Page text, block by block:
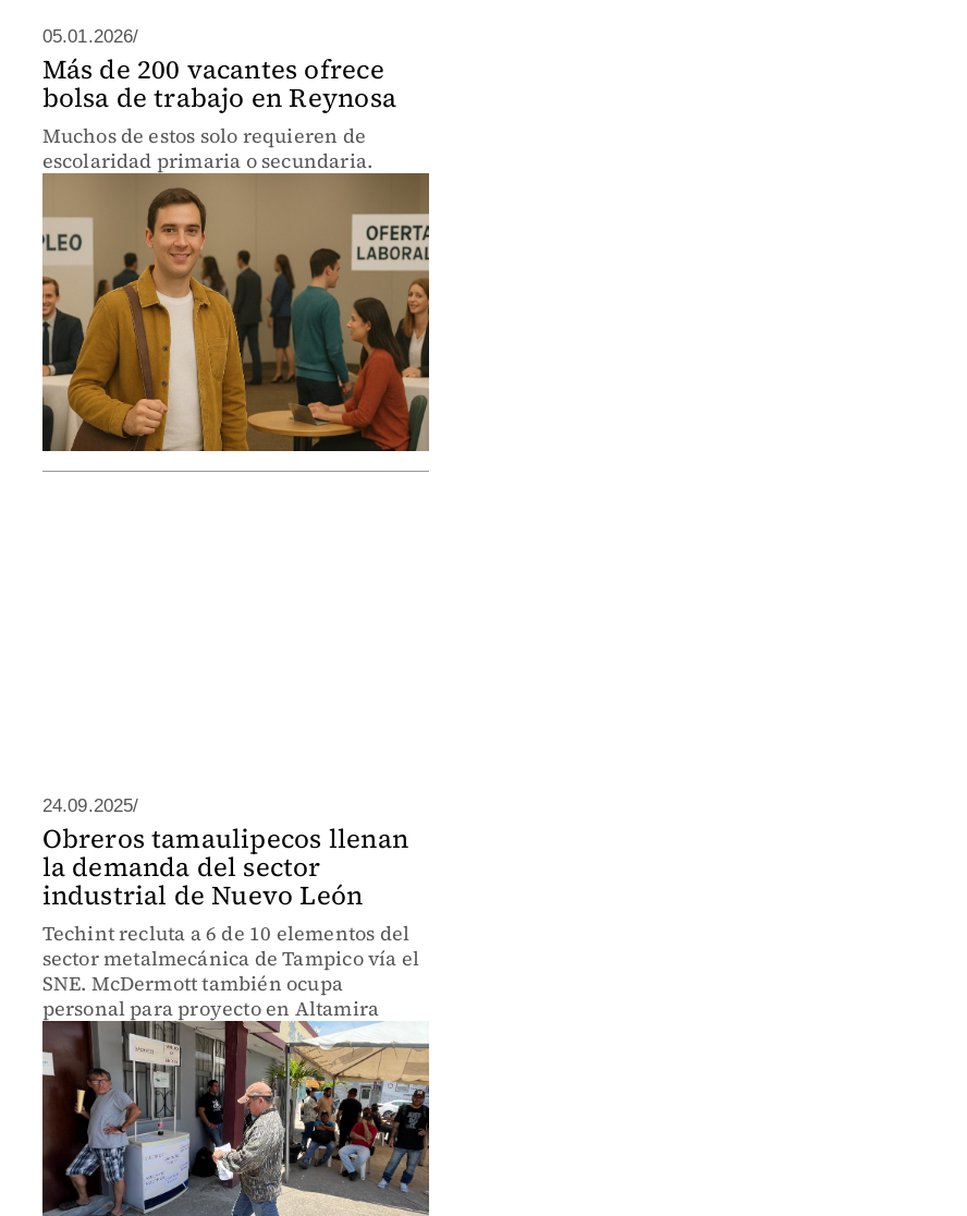
05.01.2026/
Más de 200 vacantes ofrece
bolsa de trabajo en Reynosa
Muchos de estos solo requieren de
escolaridad primaria o secundaria.
24.09.2025/
Obreros tamaulipecos llenan
la demanda del sector
industrial de Nuevo León
Techint recluta a 6 de 10 elementos del
sector metalmecánica de Tampico vía el
SNE. McDermott también ocupa
personal para proyecto en Altamira